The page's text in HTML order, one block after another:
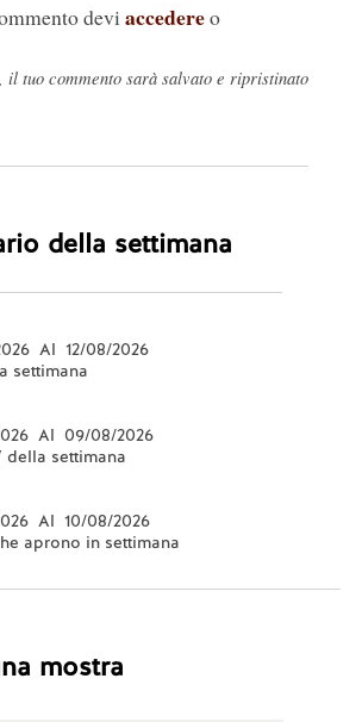
devi accedereo
il tuo commento sarà salvato e ripristinato
della settimana
Al 12/08/2026
settimana
Al 09/08/2026
della settimana
Al 10/08/2026
aprono in settimana
mostra